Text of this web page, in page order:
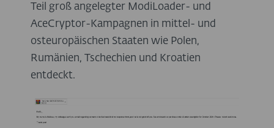
Teil groß angelegter ModiLoader- und
AceCryptor-Kampagnen in mittel- und
osteuropäischen Staaten wie Polen,
Rumänien, Tschechien und Kroatien
entdeckt.